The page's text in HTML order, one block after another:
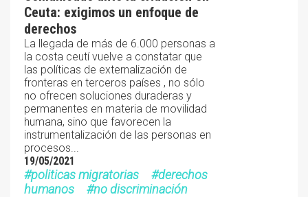
Ceuta: exigimos un enfoque de
derechos
La llegada de más de 6.000 personas a
la costa ceutí vuelve a constatar que
las políticas de externalización de
fronteras en terceros países , no sólo
no ofrecen soluciones duraderas y
permanentes en materia de movilidad
humana, sino que favorecen la
instrumentalización de las personas en
procesos...
19/05/2021
politicas migratorias
derechos
humanos
no discriminación